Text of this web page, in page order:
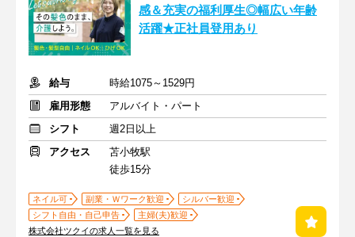
感＆充実の福利厚生◎幅広い年齢
活躍★正社員登用あり
給与
時給1075～1529円
雇用形態
アルバイト・パート
シフト
週2日以上
アクセス
苫小牧駅
徒歩15分
ネイル可 副業・Ｗワーク歓迎
シルバー歓迎
シフト自由・自己申告
主婦(夫)歓迎
株式会社ツクイの求人一覧を見る